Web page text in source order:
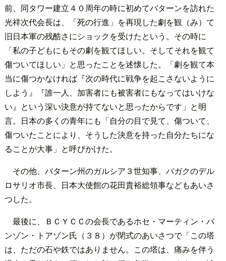
前、同タワー建立４０周年の時に初めてバターンを訪れた
光祥次代会長は、「死の行進」を再現した劇を観（み）て
旧日本軍の残酷さにショックを受けたという。その時に
「私の子どもにもその劇を観てほしい。そしてそれを観て
傷ついてほしい」と思ったことを述懐した。「劇を観て本
当に傷つかなければ『次の時代に戦争を起こさないように
しよう』『誰一人、加害者にも被害者にもなってはいけな
い』という深い決意が持てないと思ったからです」と明
言。日本の多くの青年にも「自分の目で見て、傷ついて、
傷ついたことにより、そうした決意を持った自分たちにな
ることが大事」と呼びかけた。
その他、バターン州のガルシア３世知事、バガクのデル
ロサリオ市長、日本大使館の花田貴裕総領事などもあいさ
つした。
最後に、ＢＣＹＣＣの会長であるホセ・マーティン・バ
ンゾン・トアゾン氏（３８）が閉式のあいさつで「この塔
は、ただの石や鉄ではありません。この塔は、痛みを伴う